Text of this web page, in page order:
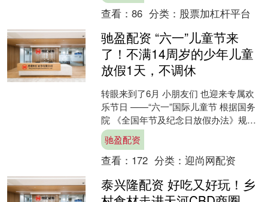
查看： 86 分类： 股票加杠杆平台
驰盈配资 “六一”儿童节来
了！不满14周岁的少年儿童
放假1天，不调休
转眼来到了6月 小朋友们 也迎来专属欢
乐节日 ——“六一”国际儿童节 根据国务
院 《全国年节及纪念日放假办法》规定
儿童节（6月1日） 为部分公民放假的节
日及纪....
驰盈配资
查看： 172 分类： 迎尚网配资
泰兴隆配资 好吃又好玩！乡